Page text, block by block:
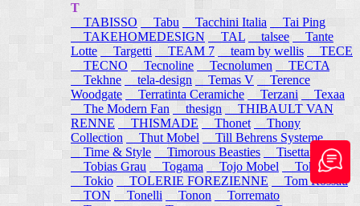
T
TABISSO
Tabu Tacchini Italia
Tai Ping
TAKEHOMEDESIGN
TAL talsee
Tante
Lotte
Targetti TEAM 7 team by wellis
TECE
TECNO
Tecnoline Tecnolumen
TECTA
Tekhne
tela-design Temas V
Terence
Woodgate
Terratinta Ceramiche Terzani
Texaa
The Modern Fan
thesign
THIBAULT VAN
RENNE
THISMADE Thonet
Thony
Collection
Thut Mobel
Till Behrens Systeme
Time & Style
Timorous Beasties
Tisettanta
Tobias Grau
Togama Tojo Mobel
Token
Tokio
TOLERIE FOREZIENNE
Tom Rossau
TON
Tonelli Tonon
Torremato